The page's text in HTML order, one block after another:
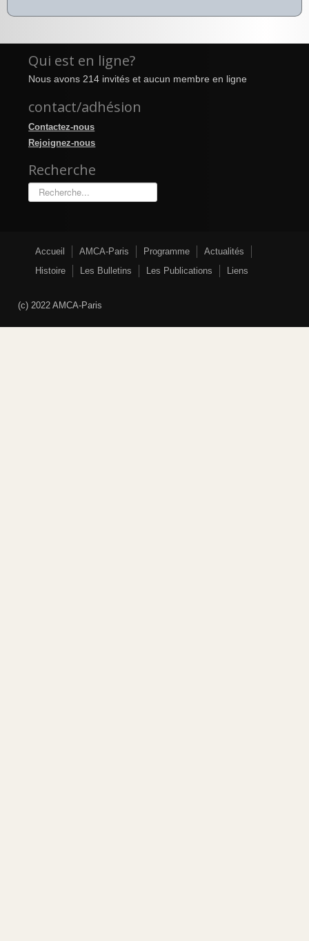
Qui est en ligne?
Nous avons 214 invités et aucun membre en ligne
contact/adhésion
Contactez-nous
Rejoignez-nous
Recherche
Rechercher
Accueil AMCA-Paris Programme
Actualités
Histoire
Les Bulletins Les Publications Liens
(c) 2022 AMCA-Paris